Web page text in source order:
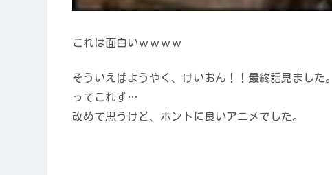
これは面白いｗｗｗｗ
そういえばようやく、けいおん！！最終話見まし
ってこれず…
改めて思うけど、ホントに良いアニメでした。